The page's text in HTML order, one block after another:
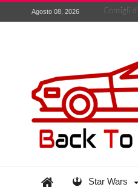
Agosto 08, 2026 Consigli
Star Wars